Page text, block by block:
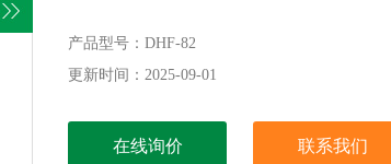
产品型号：DHF-82
更新时间：2025-09-01
在线询价 联系我们